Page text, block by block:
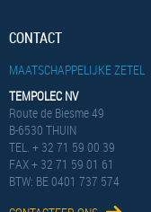
CONTACT
MAATSCHAPPELIJKE ZETEL
TEMPOLEC NV
Route de Biesme 49
B-6530 THUIN
TEL. + 32 71 59 00 39
FAX + 32 71 59 01 61
BTW: BE 0401 737 574